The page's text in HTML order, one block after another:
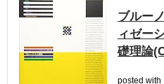
ブルー
ィゼー
礎理論
posted with